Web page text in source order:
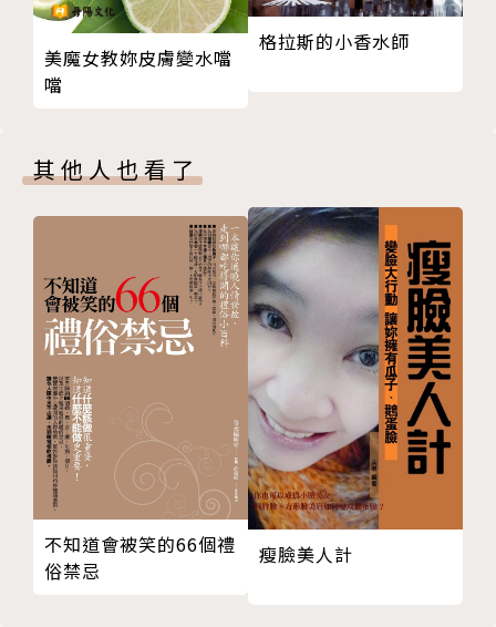
NO.24｜一元積木｜P.92
NO.25｜玉兔鉛筆學校｜P.96
NO.26｜雙星毛巾｜P.100
NO.29｜無名樹｜P.114
NO.31｜ Ichihan ｜P.122
NO.32｜ KALKI'D ｜P.126
NO.33｜品墨良行｜P.130
NO.34｜林果良品｜P.134
NO.35｜ Llebe.hsing ｜P.138
NO.36｜許許兒｜P.142
NO.37｜ PO_I ｜P.146
NO.38｜時常買生活道具屋｜P.152
NO.39｜ CameZa House ｜P.156
NO.40｜小器－生活道具｜P.160
NO.41｜ Xiaoqi+g ｜P.164
NO.42｜生活商社｜P.168
美魔女教妳皮膚變水噹
噹
格拉斯的小香水師
其他人也看了
不知道會被笑的66個禮
俗禁忌
瘦臉美人計